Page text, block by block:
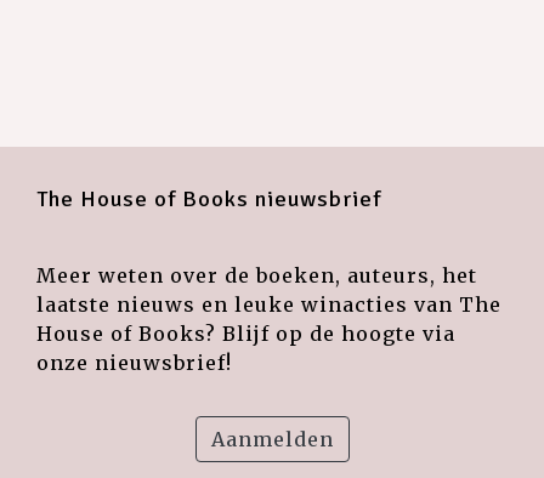
The House of Books nieuwsbrief
Meer weten over de boeken, auteurs, het
laatste nieuws en leuke winacties van The
House of Books? Blijf op de hoogte via
onze nieuwsbrief!
Aanmelden